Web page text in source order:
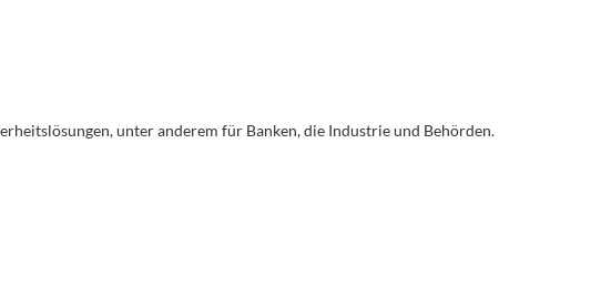
unter anderem für Banken, die Industrie und Behörden.